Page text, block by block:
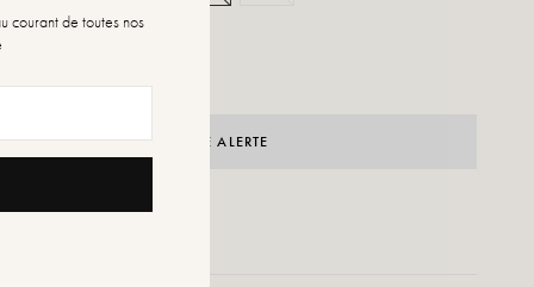
de maten
CRÉER UNE ALERTE
courant de toutes nos